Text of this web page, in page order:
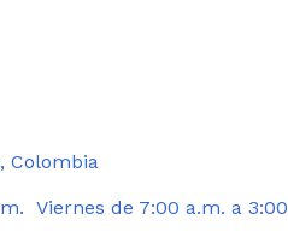
Colombia
Viernes de 7:00 a.m. a 3:00